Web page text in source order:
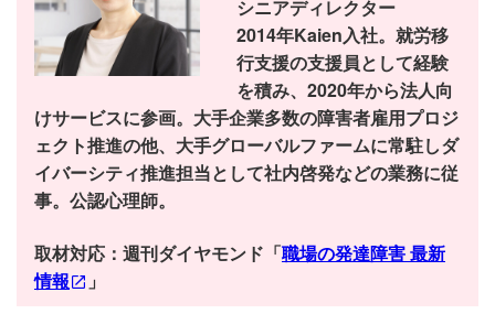
シニアディレクター
2014年Kaien入社。就労移
行支援の支援員として経験
を積み、2020年から法人向
けサービスに参画。大手企業多数の障害者雇用プロジ
ェクト推進の他、大手グローバルファームに常駐しダ
イバーシティ推進担当として社内啓発などの業務に従
事。公認心理師。
取材対応：週刊ダイヤモンド「職場の発達障害 最新
情報
」